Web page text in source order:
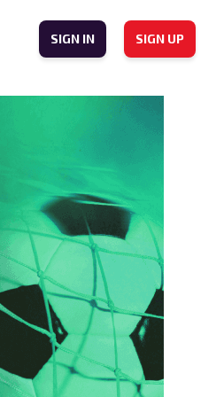
SIGN IN SIGN UP